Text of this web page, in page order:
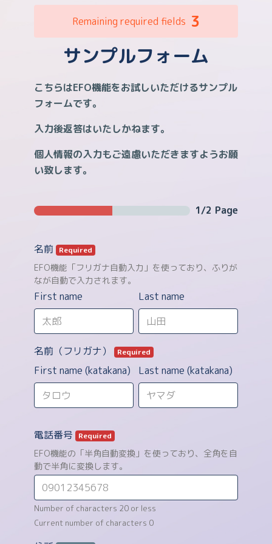
Remaining required fields 3
サンプルフォーム
こちらはEFO機能をお試しいただけるサンプル
フォームです。
入力後返答はいたしかねます。
個人情報の入力もご遠慮いただきますようお願
い致します。
1/2 Page
名前 Required
EFO機能「フリガナ自動入力」を使っており、ふりが
なが自動で入力されます。
Last name
First name
名前（フリガナ） Required
Last name (katakana)
First name (katakana)
電話番号 Required
EFO機能の「半角自動変換」を使っており、全角を自
動で半角に変換します。
Number of characters 20 or less
Current number of characters 0